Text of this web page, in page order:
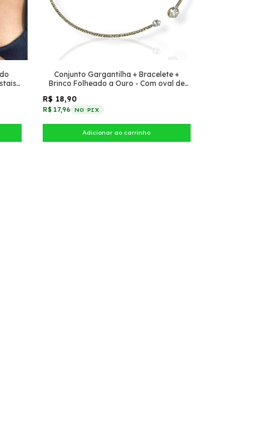
Conjunto Gargantilha + Bracelete +
Brinco Folheado a Ouro - Com oval de
R$ 18,90
R$ 17,96 NO PIX